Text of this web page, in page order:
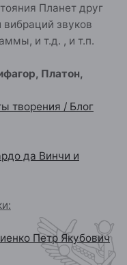
Планет друг
вибраций звуков
и т.д. , и т.п.
Платон,
творения / Блог
да Винчи и
Петр Якубович